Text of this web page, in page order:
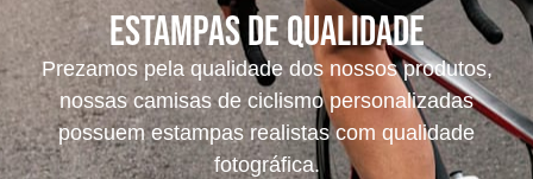
Estampas de Qualidade
Prezamos pela qualidade dos nossos produtos,
nossas camisas de ciclismo personalizadas
possuem estampas realistas com qualidade
fotográfica.